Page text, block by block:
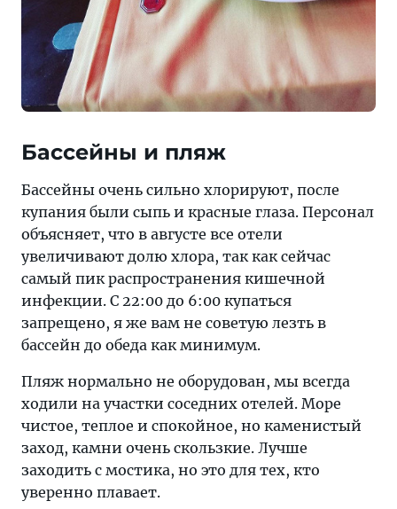
Бассейны и пляж
Бассейны очень сильно хлорируют, после
купания были сыпь и красные глаза. Персонал
объясняет, что в августе все отели
увеличивают долю хлора, так как сейчас
самый пик распространения кишечной
инфекции. С 22:00 до 6:00 купаться
запрещено, я же вам не советую лезть в
бассейн до обеда как минимум.
Пляж нормально не оборудован, мы всегда
ходили на участки соседних отелей. Море
чистое, теплое и спокойное, но каменистый
заход, камни очень скользкие. Лучше
заходить с мостика, но это для тех, кто
уверенно плавает.